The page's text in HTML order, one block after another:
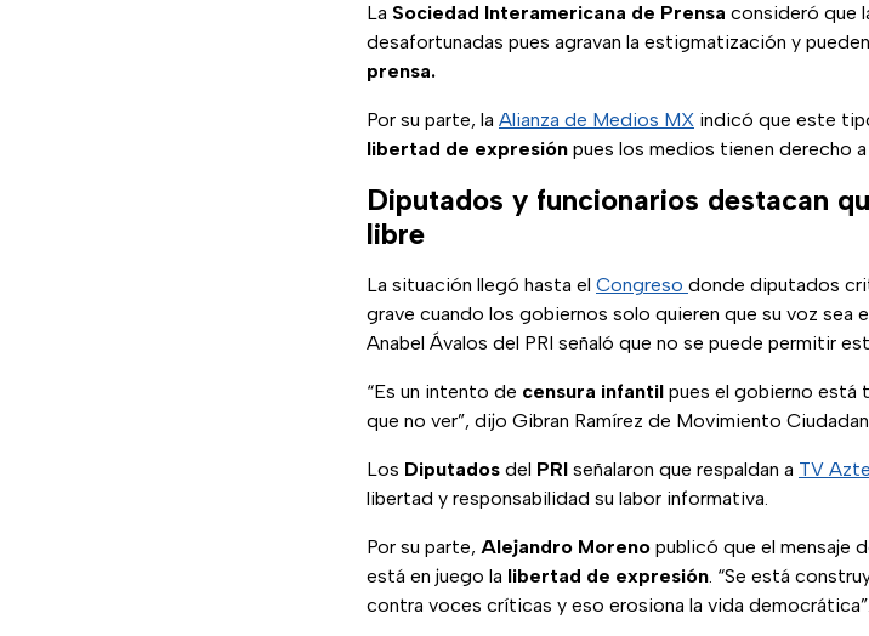
La Sociedad Interamericana de Prensa consideró que
desafortunadas pues agravan la estigmatización y
prensa.
Por su parte, la Alianza de Medios MX indicó que este
libertad de expresión pues los medios tienen derecho a
Diputados y funcionarios destacan
libre
La situación llegó hasta el Congreso donde diputados
grave cuando los gobiernos solo quieren que su voz sea
Anabel Ávalos del PRI señaló que no se puede permitir
“Es un intento de censura infantil pues el gobierno está
que no ver”, dijo Gibran Ramírez de Movimiento
Los Diputados del PRI señalaron que respaldan a TV
libertad y responsabilidad su labor informativa.
Por su parte, Alejandro Moreno publicó que el mensaje
está en juego la libertad de expresión. “Se está
contra voces críticas y eso erosiona la vida democrática”.